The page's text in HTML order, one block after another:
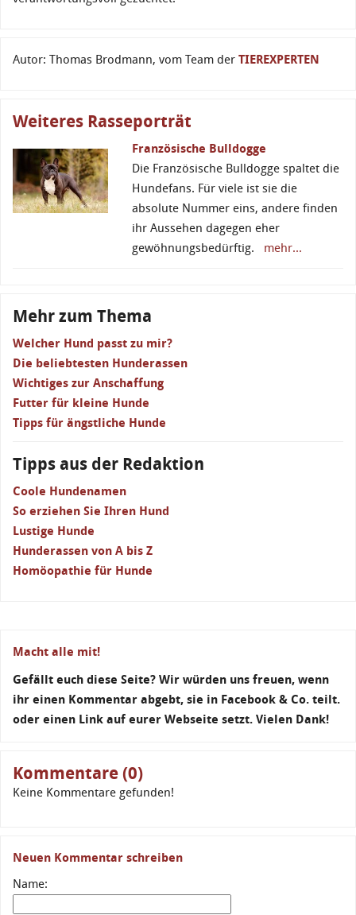
Autor: Thomas Brodmann, vom Team der TIEREXPERTEN
Weiteres Rasseporträt
Französische Bulldogge
Die Französische Bulldogge spaltet die
Hundefans. Für viele ist sie die
absolute Nummer eins, andere finden
ihr Aussehen dagegen eher
gewöhnungsbedürftig.
mehr...
Mehr zum Thema
Welcher Hund passt zu mir?
Die beliebtesten Hunderassen
Wichtiges zur Anschaffung
Futter für kleine Hunde
Tipps für ängstliche Hunde
Tipps aus der Redaktion
Coole Hundenamen
So erziehen Sie Ihren Hund
Lustige Hunde
Hunderassen von A bis Z
Homöopathie für Hunde
Macht alle mit!
Gefällt euch diese Seite? Wir würden uns freuen, wenn
ihr einen Kommentar abgebt, sie in Facebook & Co. teilt.
oder einen Link auf eurer Webseite setzt. Vielen Dank!
Kommentare (0)
Keine Kommentare gefunden!
Neuen Kommentar schreiben
Name: